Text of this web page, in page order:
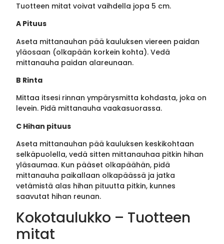
Tuotteen mitat voivat vaihdella jopa 5 cm.
A Pituus
Aseta mittanauhan pää kauluksen viereen paidan
yläosaan (olkapään korkein kohta). Vedä
mittanauha paidan alareunaan.
B Rinta
Mittaa itsesi rinnan ympärysmitta kohdasta, joka on
levein. Pidä mittanauha vaakasuorassa.
C Hihan pituus
Aseta mittanauhan pää kauluksen keskikohtaan
selkäpuolella, vedä sitten mittanauhaa pitkin hihan
yläsaumaa. Kun pääset olkapäähän, pidä
mittanauha paikallaan olkapäässä ja jatka
vetämistä alas hihan pituutta pitkin, kunnes
saavutat hihan reunan.
Kokotaulukko – Tuotteen
mitat